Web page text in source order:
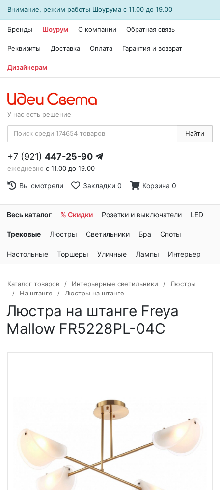
Внимание, режим работы Шоурума с 11.00 до 19.00
Бренды Шоурум О компании Обратная связь
Реквизиты Доставка Оплата Гарантия и возврат
Дизайнерам
У нас есть решение
Найти
+7 (921) 447-25-90
ежедневно с 11.00 до 19.00
Вы смотрели Закладки 0 Корзина 0
Весь каталог % Скидки Розетки и выключатели LED
Трековые Люстры Светильники Бра Споты
Настольные Торшеры Уличные Лампы Интерьер
Каталог товаров Интерьерные светильники
Люстры
На штанге
Люстры на штанге
Люстра на штанге Freya
Mallow FR5228PL-04C